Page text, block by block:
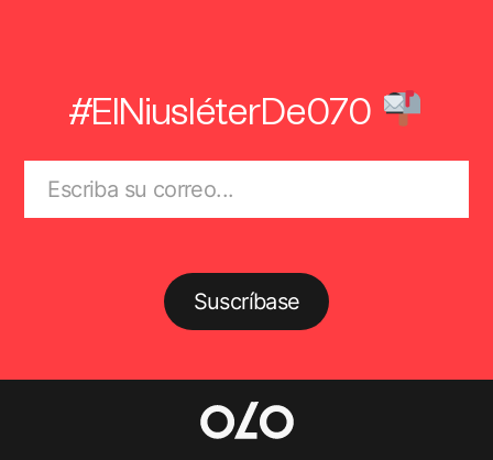
#ElNiusléterDe070
Suscríbase